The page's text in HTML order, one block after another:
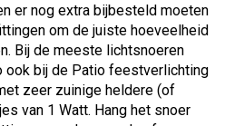
er nog extra bijbesteld moeten
om de juiste hoeveelheid
Bij de meeste lichtsnoeren
ook bij de Patio feestverlichting
zeer zuinige heldere (of
van 1 Watt. Hang het snoer